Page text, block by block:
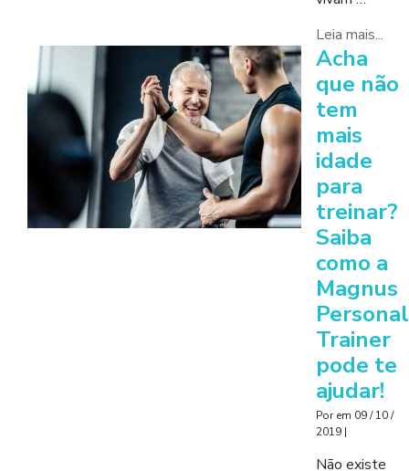
Leia mais...
Acha
que não
tem
mais
idade
para
treinar?
Saiba
como a
Magnus
Personal
Trainer
pode te
ajudar!
Porem 09 / 10 /
2019 |
Não existe